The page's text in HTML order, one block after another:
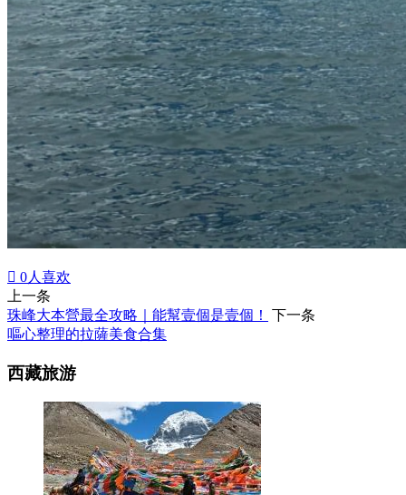
 0人喜欢
上一条
珠峰大本營最全攻略｜能幫壹個是壹個！
下一条
嘔心整理的拉薩美食合集
西藏旅游